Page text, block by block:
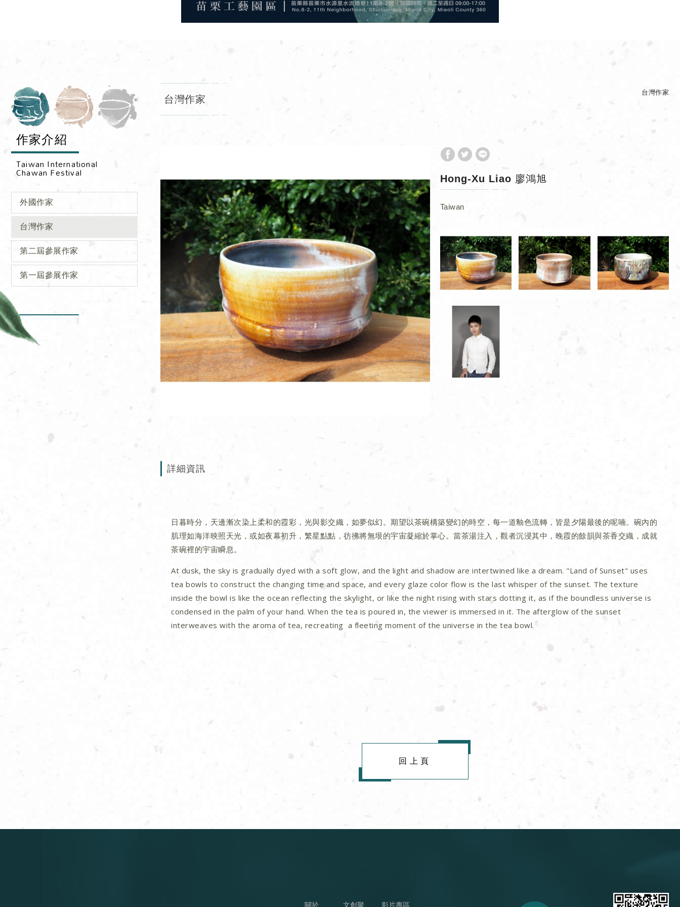
作家介紹
外國作家
台灣作家
第二屆參展作家
第一屆參展作家
台灣作家
台灣作家
Hong-Xu Liao 廖鴻旭
Taiwan
詳細資訊
日暮時分，天邊漸次染上柔和的霞彩，光與影交織，如夢似幻。期望以茶碗構築變幻的時空，每一道釉色流轉，皆是夕陽最後的呢喃。碗內的
肌理如海洋映照天光，或如夜幕初升，繁星點點，彷彿將無垠的宇宙凝縮於掌心。當茶湯注入，觀者沉浸其中，晚霞的餘韻與茶香交織，成就
茶碗裡的宇宙瞬息。
At dusk, the sky is gradually dyed with a soft glow, and the light and shadow are intertwined like a dream. "Land of Sunset" uses
tea bowls to construct the changing time and space, and every glaze color flow is the last whisper of the sunset. The texture
inside the bowl is like the ocean reflecting the skylight, or like the night rising with stars dotting it, as if the boundless universe is
condensed in the palm of your hand. When the tea is poured in, the viewer is immersed in it. The afterglow of the sunset
interweaves with the aroma of tea, recreating a fleeting moment of the universe in the tea bowl.
回上頁
關於 文創聚 影片專區